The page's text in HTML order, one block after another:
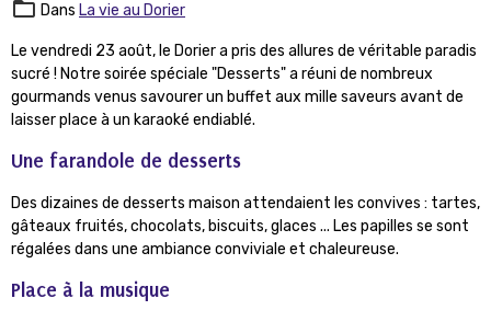
Dans La vie au Dorier
Le vendredi 23 août, le Dorier a pris des allures de véritable paradis
sucré ! Notre soirée spéciale "Desserts" a réuni de nombreux
gourmands venus savourer un buffet aux mille saveurs avant de
laisser place à un karaoké endiablé.
Une farandole de desserts
Des dizaines de desserts maison attendaient les convives : tartes,
gâteaux fruités, chocolats, biscuits, glaces ... Les papilles se sont
régalées dans une ambiance conviviale et chaleureuse.
Place à la musique